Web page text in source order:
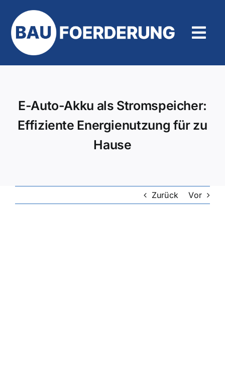
Inhalt
springen
E-Auto-Akku als Stromspeicher:
Effiziente Energienutzung für zu
Hause
Zurück Vor